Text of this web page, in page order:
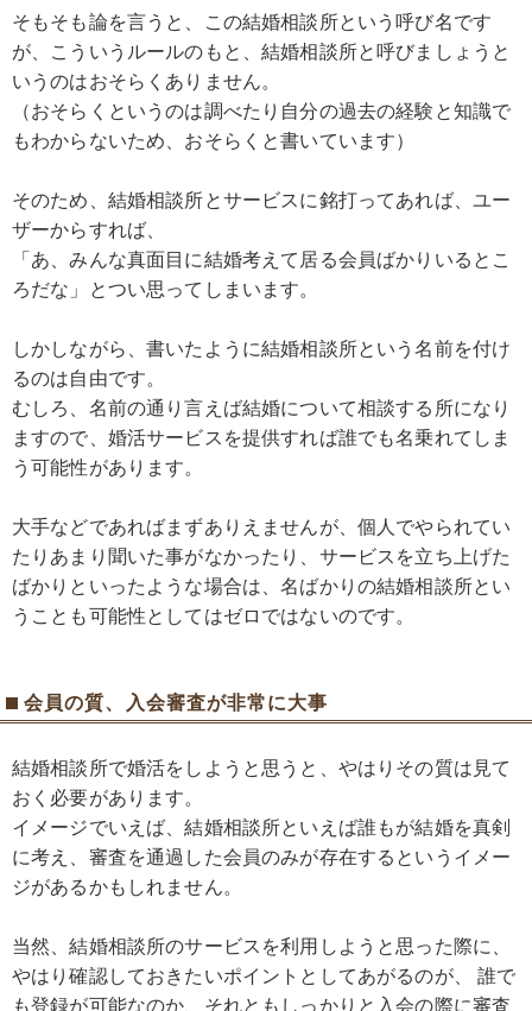
そもそも論を言うと、この結婚相談所という呼び名です
が、こういうルールのもと、結婚相談所と呼びましょうと
いうのはおそらくありません。
（おそらくというのは調べたり自分の過去の経験と知識で
もわからないため、おそらくと書いています）
そのため、結婚相談所とサービスに銘打ってあれば、ユー
ザーからすれば、
「あ、みんな真面目に結婚考えて居る会員ばかりいるとこ
ろだな」とつい思ってしまいます。
しかしながら、書いたように結婚相談所という名前を付け
るのは自由です。
むしろ、名前の通り言えば結婚について相談する所になり
ますので、婚活サービスを提供すれば誰でも名乗れてしま
う可能性があります。
大手などであればまずありえませんが、個人でやられてい
たりあまり聞いた事がなかったり、サービスを立ち上げた
ばかりといったような場合は、名ばかりの結婚相談所とい
うことも可能性としてはゼロではないのです。
会員の質、入会審査が非常に大事
結婚相談所で婚活をしようと思うと、やはりその質は見て
おく必要があります。
イメージでいえば、結婚相談所といえば誰もが結婚を真剣
に考え、審査を通過した会員のみが存在するというイメー
ジがあるかもしれません。
当然、結婚相談所のサービスを利用しようと思った際に、
やはり確認しておきたいポイントとしてあがるのが、 誰で
も登録が可能なのか、それともしっかりと入会の際に審査